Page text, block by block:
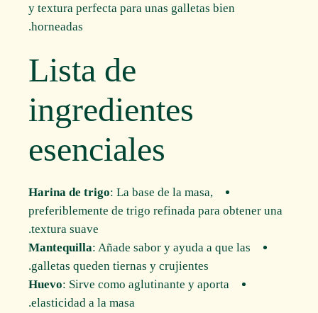
y textura perfecta para unas galletas bien
horneadas.
Lista de
ingredientes
esenciales
Harina de trigo: La base de la masa,
preferiblemente de trigo refinada para obtener una
textura suave.
Mantequilla: Añade sabor y ayuda a que las
galletas queden tiernas y crujientes.
Huevo: Sirve como aglutinante y aporta
elasticidad a la masa.